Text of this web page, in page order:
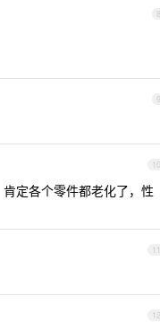
8
9
10
定各个零件都老化了，性
11
12